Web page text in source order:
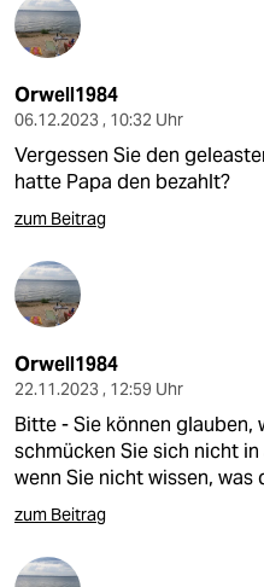
Orwell1984
06.12.2023 , 10:32 Uhr
Vergessen Sie den
hatte Papa den bezahlt?
zum Beitrag
Orwell1984
22.11.2023 , 12:59 Uhr
Bitte - Sie können
schmücken Sie sich nicht
wenn Sie nicht wissen, was
zum Beitrag